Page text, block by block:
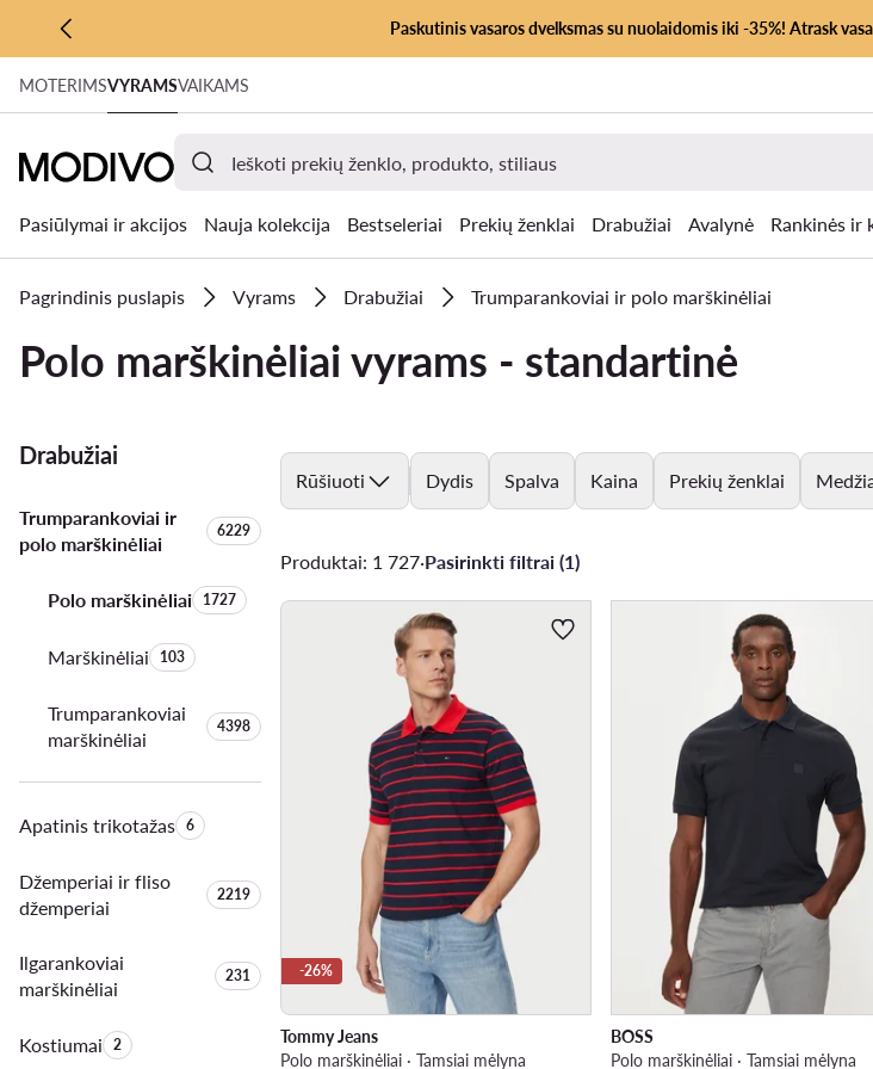
PEREITI PRIE PAGRINDINIO TURINIO
PEREITI Į PAIEŠKĄ
Paskutinis vasaros dvelksmas su nuolaidomis iki -35%! Atrask
MOTERIMSVYRAMSVAIKAMS
Pasiūlymai ir akcijos Nauja kolekcija Bestseleriai Prekių ženklai Drabužiai Avalynė Rankinės ir
Pagrindinis puslapis Vyrams Drabužiai Trumparankoviai ir polo marškinėliai
Polo marškinėliai vyrams - standartinė
Drabužiai
Trumparankoviai ir
polo marškinėliai
Produktų skaičius:
6229
Polo marškinėliaiProduktų skaičius:
1727
MarškinėliaiProduktų skaičius:
103
Trumparankoviai
marškinėliai
Produktų skaičius:
4398
Apatinis trikotažasProduktų skaičius:
6
Džemperiai ir fliso
džemperiai
Produktų skaičius:
2219
Ilgarankoviai
marškinėliai
Produktų skaičius:
231
KostiumaiProduktų skaičius:
2
Rūšiuoti Dydis Spalva Kaina Prekių ženklai
Produktai: 1 727·Pasirinkti filtrai (1)
-26%
Tommy Jeans
Polo marškinėliai · Tamsiai mėlyna
BOSS
Polo marškinėliai · Tamsiai mėlyna